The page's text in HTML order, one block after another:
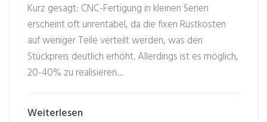
Kurz gesagt: CNC-Fertigung in kleinen Serien
erscheint oft unrentabel, da die fixen Rüstkosten
auf weniger Teile verteilt werden, was den
Stückpreis deutlich erhöht. Allerdings ist es möglich,
20-40% zu realisieren…
Weiterlesen